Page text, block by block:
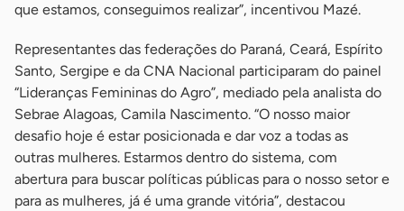
que estamos, conseguimos realizar”, incentivou Mazé.
Representantes das federações do Paraná, Ceará, Espírito
Santo, Sergipe e da CNA Nacional participaram do painel
“Lideranças Femininas do Agro”, mediado pela analista do
Sebrae Alagoas, Camila Nascimento. “O nosso maior
desafio hoje é estar posicionada e dar voz a todas as
outras mulheres. Estarmos dentro do sistema, com
abertura para buscar políticas públicas para o nosso setor e
para as mulheres, já é uma grande vitória”, destacou